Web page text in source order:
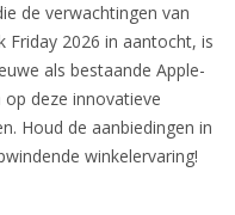
de verwachtingen van
Friday 2026 in aantocht, is
als bestaande Apple-
deze innovatieve
Houd de aanbiedingen in
winkelervaring!